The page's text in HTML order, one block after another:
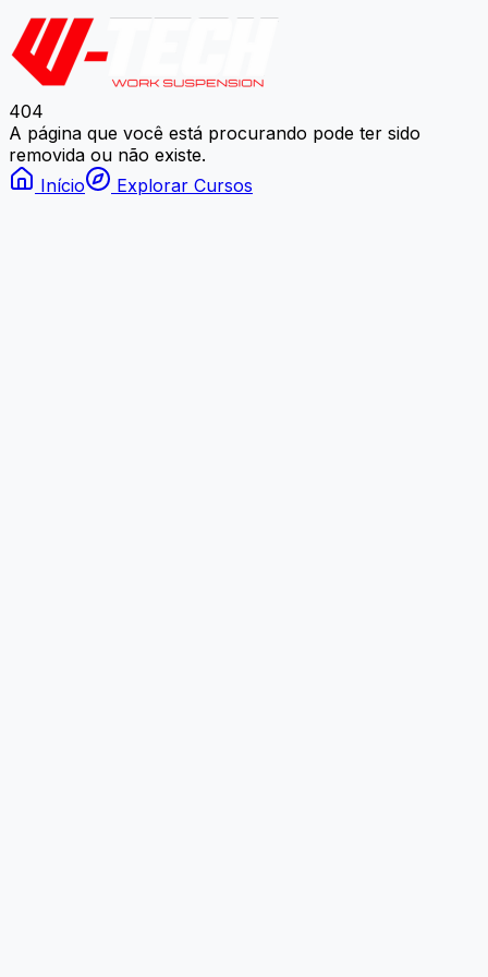
404
A página que você está procurando pode ter sido
removida ou não existe.
Início
Explorar Cursos